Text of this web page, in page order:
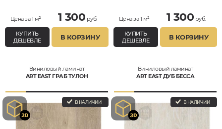
Цена за 1 м² 1 300 руб.
КУПИТЬ
ДЕШЕВЛЕ
В КОРЗИНУ
Цена за 1 м² 1 300 руб.
КУПИТЬ
ДЕШЕВЛЕ
В КОРЗИНУ
Виниловый ламинат
ART EAST ГРАБ ТУЛОН
В НАЛИЧИИ
Виниловый ламинат
ART EAST ДУБ БЕССА
В НАЛИЧИИ